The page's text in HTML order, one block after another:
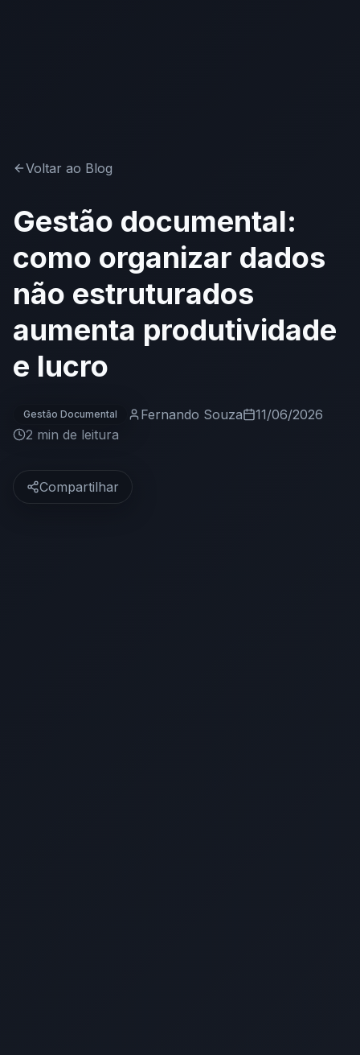
Voltar ao Blog
Gestão documental:
como organizar dados
não estruturados
aumenta produtividade
e lucro
Gestão Documental Fernando Souza
11/06/2026
2 min de leitura
Compartilhar